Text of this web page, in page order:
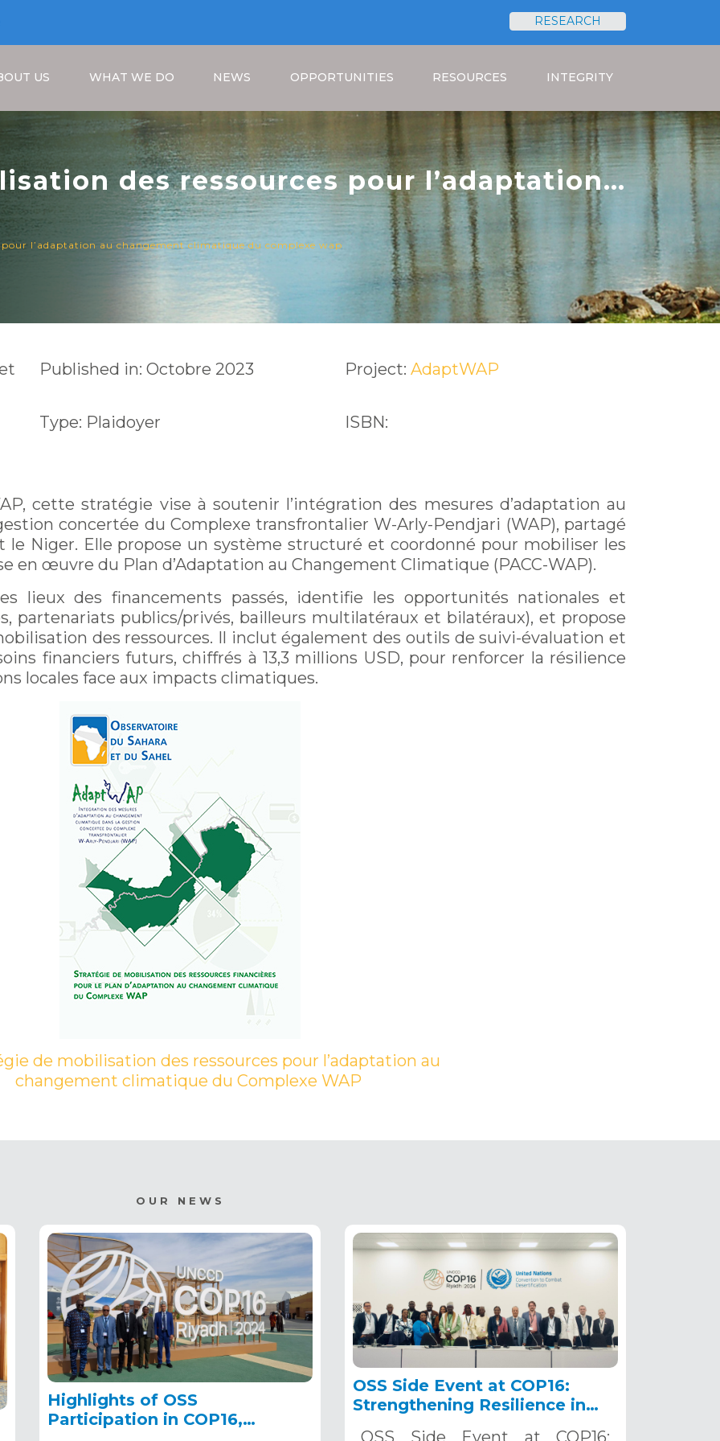
RESEARCH
US WHAT WE DO NEWS OPPORTUNITIES RESOURCES INTEGRITY
des ressources pour l’adaptation
du Complexe WAP
Breadcrumb
l’adaptation au changement climatique du complexe wap
Published in: Octobre 2023 Project: AdaptWAP
Type: Plaidoyer
ISBN:
cette stratégie vise à soutenir l’intégration des mesures d’adaptation au
concertée du Complexe transfrontalier W-Arly-Pendjari (WAP), partagé
le Niger. Elle propose un système structuré et coordonné pour mobiliser les
en œuvre du Plan d’Adaptation au Changement Climatique (PACC-WAP).
lieux des financements passés, identifie les opportunités nationales et
partenariats publics/privés, bailleurs multilatéraux et bilatéraux), et propose
des ressources. Il inclut également des outils de suivi-évaluation et
financiers futurs, chiffrés à 13,3 millions USD, pour renforcer la résilience
locales face aux impacts climatiques.
de mobilisation des ressources pour l’adaptation au
changement climatique du Complexe WAP
OUR NEWS
Highlights of OSS
Participation in COP16,
OSS Side Event at COP16:
Strengthening Resilience in